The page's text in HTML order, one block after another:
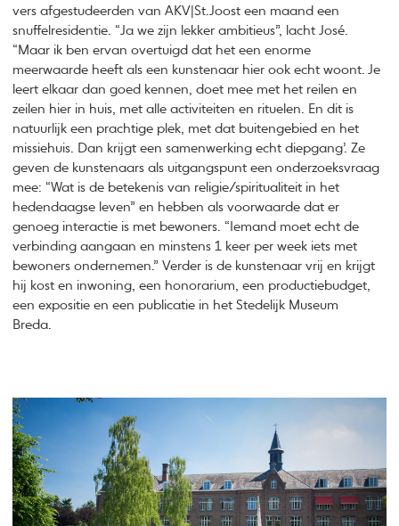
vers afgestudeerden van AKV|St.Joost een maand een
snuffelresidentie. “Ja we zijn lekker ambitieus”, lacht José.
“Maar ik ben ervan overtuigd dat het een enorme
meerwaarde heeft als een kunstenaar hier ook echt woont. Je
leert elkaar dan goed kennen, doet mee met het reilen en
zeilen hier in huis, met alle activiteiten en rituelen. En dit is
natuurlijk een prachtige plek, met dat buitengebied en het
missiehuis. Dan krijgt een samenwerking echt diepgang’. Ze
geven de kunstenaars als uitgangspunt een onderzoeksvraag
mee: “Wat is de betekenis van religie/spiritualiteit in het
hedendaagse leven” en hebben als voorwaarde dat er
genoeg interactie is met bewoners. “Iemand moet echt de
verbinding aangaan en minstens 1 keer per week iets met
bewoners ondernemen.” Verder is de kunstenaar vrij en krijgt
hij kost en inwoning, een honorarium, een productiebudget,
een expositie en een publicatie in het Stedelijk Museum
Breda.